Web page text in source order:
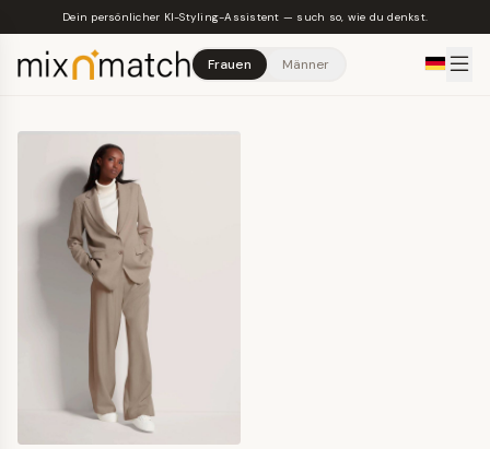
Skip to main content
Dein persönlicher KI-Styling-Assistent — such so, wie du denkst.
Frauen Männer